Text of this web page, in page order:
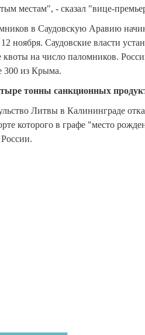
местам", - сказал "вице-
в Саудовскую Аравию
ноября. Саудовские власти
на число паломников.
300 из Крыма.
тонны санкционных
Литвы в Калининграде
которого в графе "место